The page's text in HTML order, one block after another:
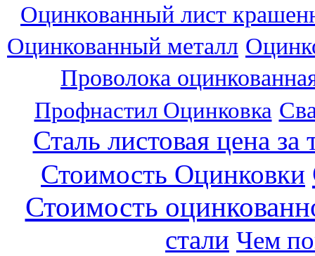
Оцинкованный лист
Оцинкованный металл
Проволока
Профнастил Оцинковка
Сталь листовая цена за
Стоимость Оцинковки
Стоимость
стали Чем